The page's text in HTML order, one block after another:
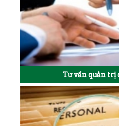
Tư vấn quản trị